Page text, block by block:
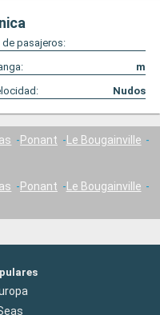
de pasajeros:
m
Nudos
Ponant
Le Bougainville
Ponant
Le Bougainville